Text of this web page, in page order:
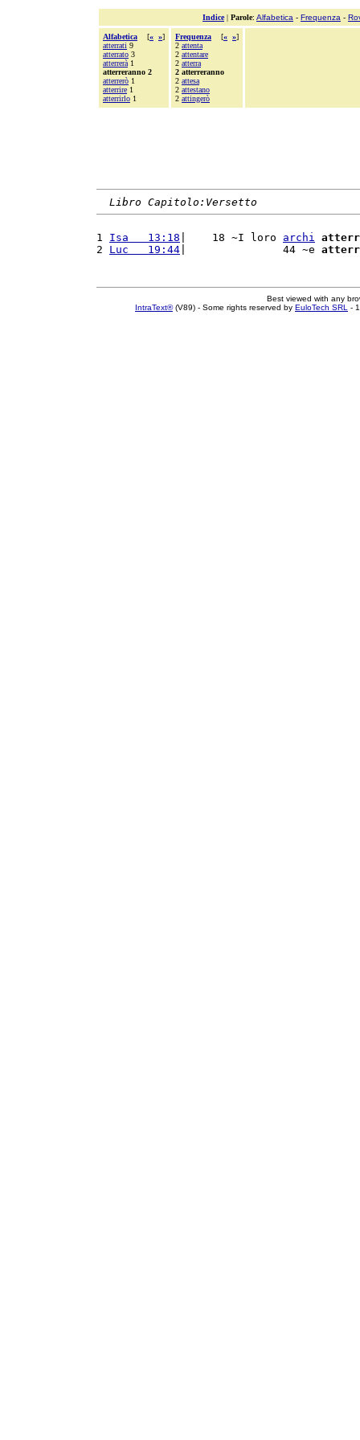
Indice| Parole: Alfabetica - Frequenza -
Alfabetica [« »]
atterrati 9
atterrato 3
atterrerà 1
atterreranno 2
atterrerò 1
atterrire 1
atterrirlo 1
Frequenza [« »]
2 attenta
2 attentare
2 atterra
2 atterreranno
2 attesa
2 attestano
2 attingerò
Libro Capitolo:Versetto
1 Isa   13:18 |    18 ~I loro archi
2 Luc   19:44 |               44 ~e
Best viewed with any
IntraText®(V89) - Some rights reserved by EuloTech SRL -